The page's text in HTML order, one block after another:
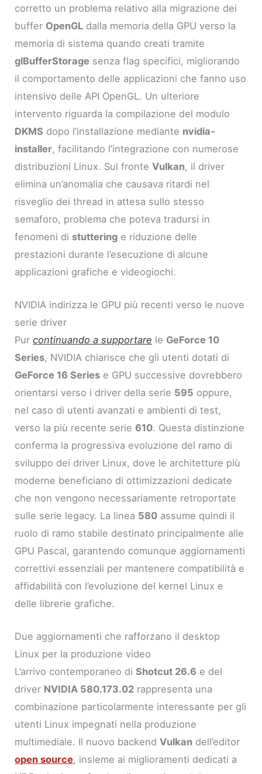
corretto un problema relativo alla migrazione dei
buffer OpenGL dalla memoria della GPU verso la
memoria di sistema quando creati tramite
glBufferStorage senza flag specifici, migliorando
il comportamento delle applicazioni che fanno uso
intensivo delle API OpenGL. Un ulteriore
intervento riguarda la compilazione del modulo
DKMS dopo l’installazione mediante nvidia-
installer, facilitando l’integrazione con numerose
distribuzioni Linux. Sul fronteVulkan, il driver
elimina un’anomalia che causava ritardi nel
risveglio dei thread in attesa sullo stesso
semaforo, problema che poteva tradursi in
fenomeni di stuttering e riduzione delle
prestazioni durante l’esecuzione di alcune
applicazioni grafiche e videogiochi.
NVIDIA indirizza le GPU più recenti verso le nuove
serie driver
Purcontinuando a supportare le GeForce 10
Series, NVIDIA chiarisce che gli utenti dotati di
GeForce 16 Series e GPU successive dovrebbero
orientarsi verso i driver della serie 595 oppure,
nel caso di utenti avanzati e ambienti di test,
verso la più recente serie610. Questa distinzione
conferma la progressiva evoluzione del ramo di
sviluppo dei driver Linux, dove le architetture più
moderne beneficiano di ottimizzazioni dedicate
che non vengono necessariamente retroportate
sulle serie legacy. La linea 580 assume quindi il
ruolo di ramo stabile destinato principalmente alle
GPU Pascal, garantendo comunque aggiornamenti
correttivi essenziali per mantenere compatibilità e
affidabilità con l’evoluzione del kernel Linux e
delle librerie grafiche.
Due aggiornamenti che rafforzano il desktop
Linux per la produzione video
L’arrivo contemporaneo diShotcut 26.6 e del
driver NVIDIA 580.173.02 rappresenta una
combinazione particolarmente interessante per gli
utenti Linux impegnati nella produzione
multimediale. Il nuovo backendVulkan dell’editor
open source, insieme ai miglioramenti dedicati a